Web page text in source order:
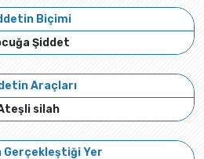
Biçimi
Şiddet
Araçları
silah
Gerçekleştiği Yer